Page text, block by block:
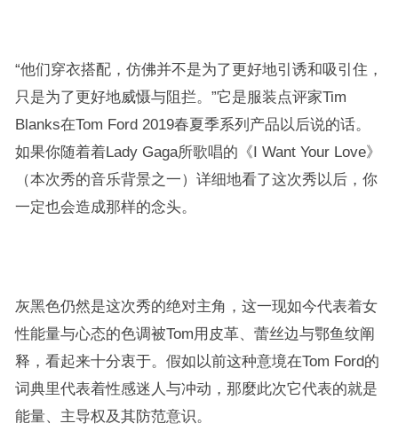
“他们穿衣搭配，仿佛并不是为了更好地引诱和吸引住，
只是为了更好地威慑与阻拦。”它是服装点评家Tim
Blanks在Tom Ford 2019春夏季系列产品以后说的话。
如果你随着着Lady Gaga所歌唱的《I Want Your Love》
（本次秀的音乐背景之一）详细地看了这次秀以后，你
一定也会造成那样的念头。
灰黑色仍然是这次秀的绝对主角，这一现如今代表着女
性能量与心态的色调被Tom用皮革、蕾丝边与鄂鱼纹阐
释，看起来十分衷于。假如以前这种意境在Tom Ford的
词典里代表着性感迷人与冲动，那麼此次它代表的就是
能量、主导权及其防范意识。